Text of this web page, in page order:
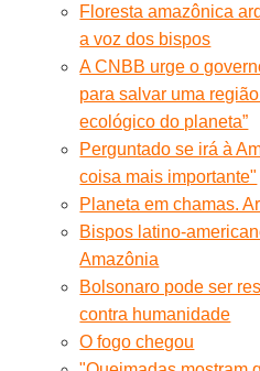
Floresta amazônica
a voz dos bispos
A CNBB urge o
para salvar uma
ecológico do planeta”
Perguntado se irá à
coisa mais importante"
Planeta em chamas.
Bispos latino-
Amazônia
Bolsonaro pode ser
contra humanidade
O fogo chegou